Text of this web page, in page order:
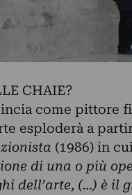
CHAIE?
come pittore
esploderà a
(1986) in
di una o più
dell’arte, (…) è il